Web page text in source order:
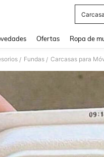
Ofertas Ropa de
/ Fundas / Carcasas para